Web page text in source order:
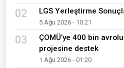
02 LGS Yerleştirme
5 Ağu 2026 - 10:21
03
ÇOMÜ’ye 400 bin
projesine destek
1 Ağu 2026 - 01:20